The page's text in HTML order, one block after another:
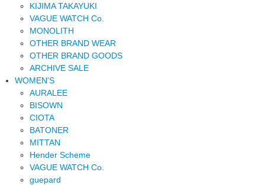
KIJIMA TAKAYUKI
VAGUE WATCH Co.
MONOLITH
OTHER BRAND WEAR
OTHER BRAND GOODS
ARCHIVE SALE
WOMEN'S
AURALEE
BISOWN
CIOTA
BATONER
MITTAN
Hender Scheme
VAGUE WATCH Co.
guepard